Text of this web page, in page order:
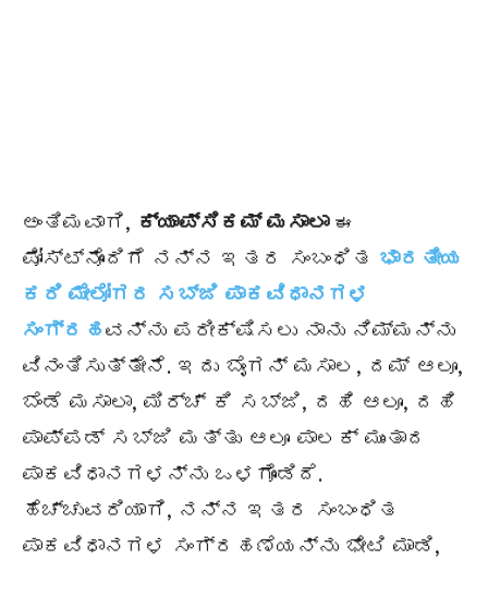
ಅಂತಿಮವಾಗಿ, ಕ್ಯಾಪ್ಸಿಕಮ್ ಮಸಾಲಾಈ
ಪೋಸ್ಟ್ನೊಂದಿಗೆ ನನ್ನ ಇತರ ಸಂಬಂಧಿತ ಭಾರತೀಯ
ಕರಿ ಮೇಲೋಗರ ಸಬ್ಜಿ ಪಾಕವಿಧಾನಗಳ
ಸಂಗ್ರಹವನ್ನು ಪರೀಕ್ಷಿಸಲು ನಾನು ನಿಮ್ಮನ್ನು
ವಿನಂತಿಸುತ್ತೇನೆ. ಇದು ಬೈಂಗನ್ ಮಸಾಲ, ದಮ್ ಆಲೂ,
ಬೆಂಡೆ ಮಸಾಲಾ, ಮಿರ್ಚ್ ಕಿ ಸಬ್ಜಿ, ದಹಿ ಆಲೂ, ದಹಿ
ಪಾಪ್ಪಡ್ ಸಬ್ಜಿ ಮತ್ತು ಆಲೂ ಪಾಲಕ್ ಮುಂತಾದ
ಪಾಕವಿಧಾನಗಳನ್ನು ಒಳಗೊಂಡಿದೆ.
ಹೆಚ್ಚುವರಿಯಾಗಿ, ನನ್ನ ಇತರ ಸಂಬಂಧಿತ
ಪಾಕವಿಧಾನಗಳ ಸಂಗ್ರಹಣೆಯನ್ನು ಭೇಟಿ ಮಾಡಿ,